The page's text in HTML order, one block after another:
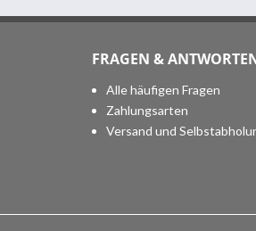
FRAGEN &
Alle häufigen Fragen
Zahlungsarten
Versand und